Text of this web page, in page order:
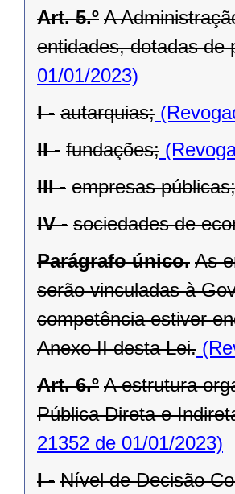
Art. 5.º A
entidades, dotadas de
01/01/2023)
I - autarquias;
II - fundações;
III - empresas públicas;
IV - sociedades de
Parágrafo único. As
serão vinculadas à
competência estiver
Anexo II desta Lei.
Art. 6.º A estrutura
Pública Direta e
21352 de 01/01/2023)
I - Nível de Decisão